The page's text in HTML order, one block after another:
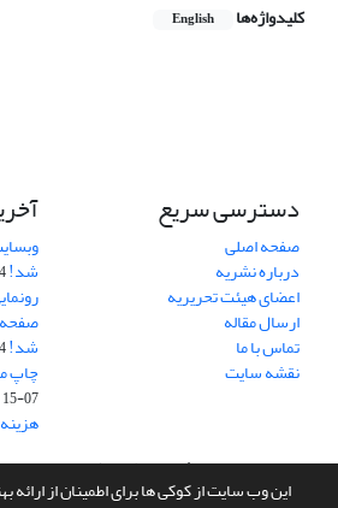
این وب سایت از کوکی ها برای اطمینان از
کلیدواژه‌ها English
دسترسی سریع
صفحه اصلی
درباره نشریه
اعضای هیئت تحریریه
ارسال مقاله
تماس با ما
نقشه سایت
شد!
صفحه
شد!
چاپ
07-15
سامانه مدیریت نشریات علمی.طراحی و پیاده